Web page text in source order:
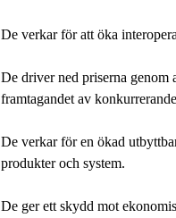
De verkar för att öka
De driver ned priserna genom
framtagandet av
De verkar för en ökad
produkter och system.
De ger ett skydd mot